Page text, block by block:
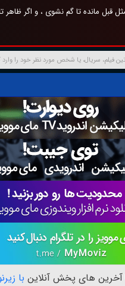
قبل مانده تا گم نشوی ، و اگر
آخرین های پخش آنلاین با